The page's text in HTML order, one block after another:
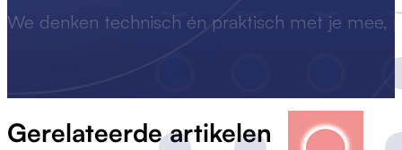
We denken technisch én praktisch met je mee,
Gerelateerde artikelen